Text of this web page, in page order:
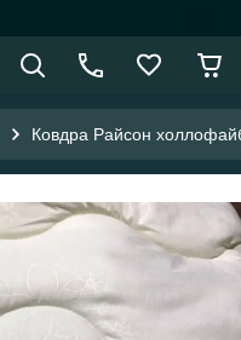
Ковдра Райсон